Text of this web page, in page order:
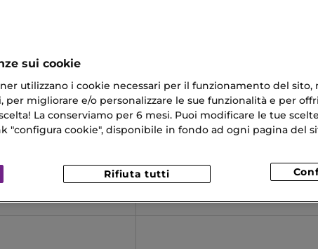
QIRINESS
92,40 €
sui cookie
utilizzano i cookie necessari per il funzionamento del sito,
per migliorare e/o personalizzare le sue funzionalità e per
La conserviamo per 6 mesi. Puoi modificare le tue
"configura cookie", disponibile in fondo ad ogni pagina del
Rifiuta tutti